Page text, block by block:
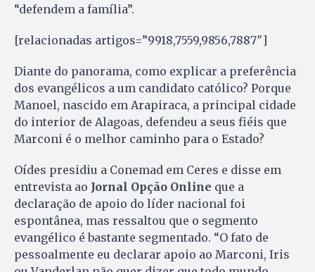
“defendem a família”.
[relacionadas artigos=”9918,7559,9856,7887″]
Diante do panorama, como explicar a preferência
dos evangélicos a um candidato católico? Porque
Manoel, nascido em Arapiraca, a principal cidade
do interior de Alagoas, defendeu a seus fiéis que
Marconi é o melhor caminho para o Estado?
Oídes presidiu a Conemad em Ceres e disse em
entrevista ao Jornal Opção Online que a
declaração de apoio do líder nacional foi
espontânea, mas ressaltou que o segmento
evangélico é bastante segmentado. “O fato de
pessoalmente eu declarar apoio ao Marconi, Iris